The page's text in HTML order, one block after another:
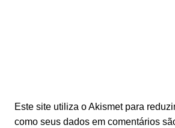
Este site utiliza o Akismet para
como seus dados em comentários